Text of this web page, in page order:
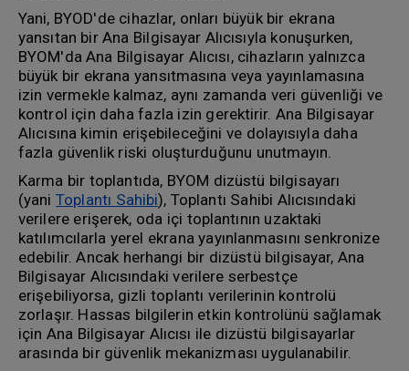
Yani, BYOD'de cihazlar, onları büyük bir ekrana
yansıtan bir Ana Bilgisayar Alıcısıyla konuşurken,
BYOM'da Ana Bilgisayar Alıcısı, cihazların yalnızca
büyük bir ekrana yansıtmasına veya yayınlamasına
izin vermekle kalmaz, aynı zamanda veri güvenliği ve
kontrol için daha fazla izin gerektirir. Ana Bilgisayar
Alıcısına kimin erişebileceğini ve dolayısıyla daha
fazla güvenlik riski oluşturduğunu unutmayın.
Karma bir toplantıda, BYOM dizüstü bilgisayarı
(yaniToplantı Sahibi), Toplantı Sahibi Alıcısındaki
verilere erişerek, oda içi toplantının uzaktaki
katılımcılarla yerel ekrana yayınlanmasını senkronize
edebilir. Ancak herhangi bir dizüstü bilgisayar, Ana
Bilgisayar Alıcısındaki verilere serbestçe
erişebiliyorsa, gizli toplantı verilerinin kontrolü
zorlaşır. Hassas bilgilerin etkin kontrolünü sağlamak
için Ana Bilgisayar Alıcısı ile dizüstü bilgisayarlar
arasında bir güvenlik mekanizması uygulanabilir.